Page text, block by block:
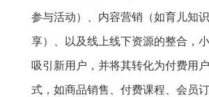
参与活动）、内容营销（如育儿知
享）、以及线上线下资源的整合，
吸引新用户，并将其转化为付费用
式，如商品销售、付费课程、会员